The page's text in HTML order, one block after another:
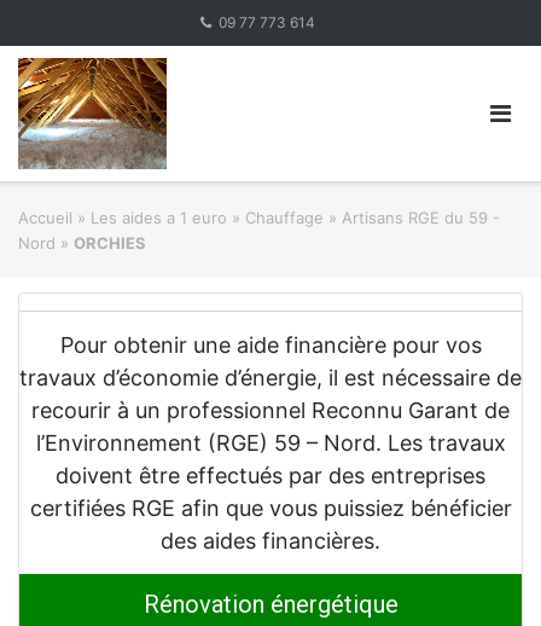
content
09 77 773 614
Accueil » Les aides a 1 euro » Chauffage » Artisans RGE du 59 -
Nord » ORCHIES
Pour obtenir une aide financière pour vos
travaux d’économie d’énergie, il est nécessaire de
recourir à un professionnel Reconnu Garant de
l’Environnement (RGE) 59 – Nord. Les travaux
doivent être effectués par des entreprises
certifiées RGE afin que vous puissiez bénéficier
des aides financières.
Rénovation énergétique